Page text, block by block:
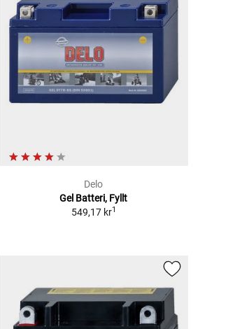
Delo
Gel Batteri, Fyllt
549,17 kr1